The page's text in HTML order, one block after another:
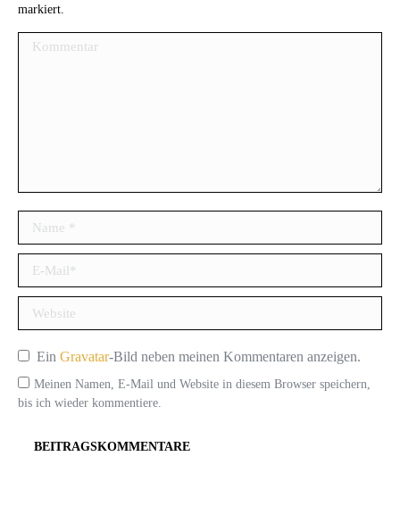
markiert.
Kommentar
EinGravatar-Bild neben meinen Kommentaren anzeigen.
Meinen Namen, E-Mail und Website in diesem Browser speichern,
bis ich wieder kommentiere.
BEITRAGSKOMMENTARE